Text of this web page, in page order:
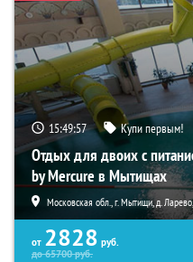
15:49:56 Купи первым!
Отдых для двоих с
by Mercure в Мытищах
Московская обл., г. Мытищи, д.
от 2828 руб.
до65700руб.